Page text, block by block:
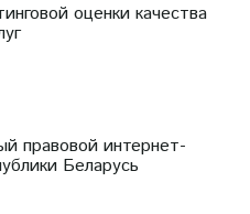
оценки качества
правовой интернет-
Беларусь